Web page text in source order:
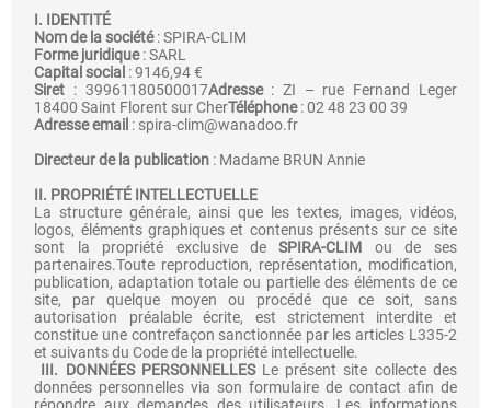
I. IDENTITÉ
Nom de la société: SPIRA-CLIM
Forme juridique: SARL
Capital social : 9146,94 €
Siret : 39961180500017Adresse: ZI – rue Fernand Leger
18400 Saint Florent sur CherTéléphone: 02 48 23 00 39
Adresse email : spira-clim@wanadoo.fr
Directeur de la publication : Madame BRUN Annie
II. PROPRIÉTÉ INTELLECTUELLE
La structure générale, ainsi que les textes, images, vidéos,
logos, éléments graphiques et contenus présents sur ce site
sont la propriété exclusive deSPIRA-CLIM ou de ses
partenaires.Toute reproduction, représentation, modification,
publication, adaptation totale ou partielle des éléments de ce
site, par quelque moyen ou procédé que ce soit, sans
autorisation préalable écrite, est strictement interdite et
constitue une contrefaçon sanctionnée par les articles L335-2
et suivants du Code de la propriété intellectuelle.
III. DONNÉES PERSONNELLESLe présent site collecte des
données personnelles via son formulaire de contact afin de